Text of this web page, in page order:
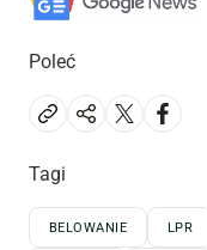
Poleć
Tagi
BELOWANIE LPR